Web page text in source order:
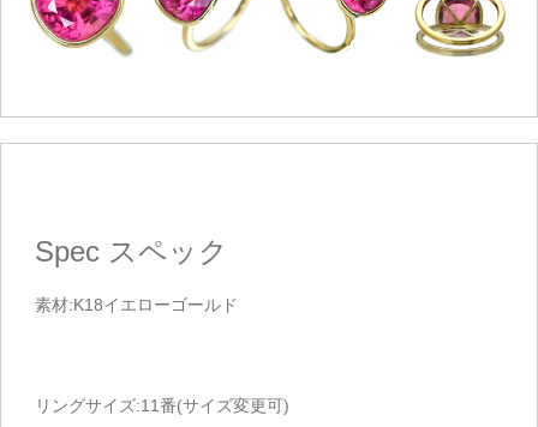
Spec スペック
素材:K18イエローゴールド
リングサイズ:11番(サイズ変更可)